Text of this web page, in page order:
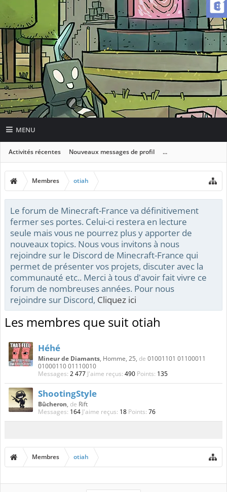
MENU
Activités récentes Nouveaux messages de profil ...
Membres otiah
Le forum de Minecraft-France va définitivement
fermer ses portes. Celui-ci restera en lecture
seule mais vous ne pourrez plus y apporter de
nouveaux topics. Nous vous invitons à nous
rejoindre sur le Discord de Minecraft-France qui
permet de présenter vos projets, discuter avec la
communauté etc.. Merci à tous d'avoir fait vivre ce
forum de nombreuses années. Pour nous
rejoindre sur Discord, Cliquez ici
Les membres que suit otiah
Héhé
Mineur de Diamants, Homme, 25, de 01001101 01100011
01000110 01110010
Messages: 2 477 J'aime reçus: 490 Points: 135
ShootingStyle
Bûcheron, de Rift
Messages: 164 J'aime reçus: 18 Points: 76
Membres otiah